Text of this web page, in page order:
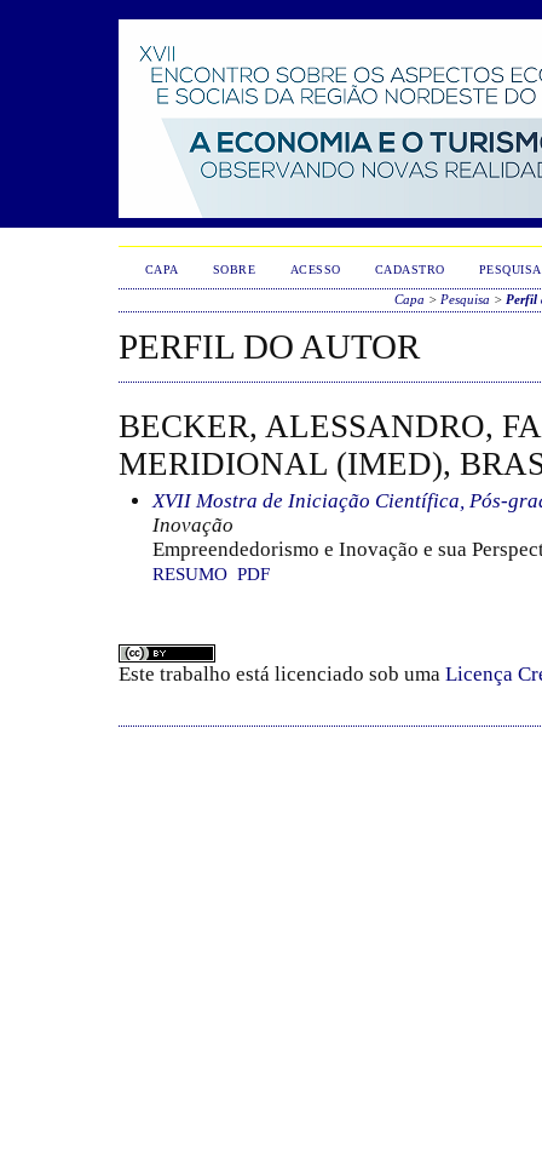
CAPA SOBRE ACESSO CADASTRO PESQUISA
Capa > Pesquisa > Perfil
PERFIL DO AUTOR
BECKER, ALESSANDRO,
MERIDIONAL (IMED),
XVII Mostra de Iniciação Científica, Pós-
Inovação
Empreendedorismo e Inovação e sua
RESUMO PDF
Este trabalho está licenciado sob uma Licença